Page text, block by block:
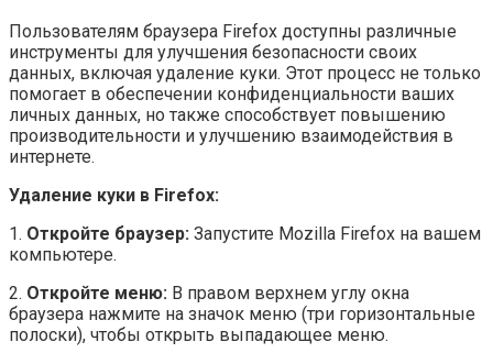
Пользователям браузера Firefox доступны различные
инструменты для улучшения безопасности своих
данных, включая удаление куки. Этот процесс не только
помогает в обеспечении конфиденциальности ваших
личных данных, но также способствует повышению
производительности и улучшению взаимодействия в
интернете.
Удаление куки в Firefox:
1. Откройте браузер: Запустите Mozilla Firefox на вашем
компьютере.
2. Откройте меню: В правом верхнем углу окна
браузера нажмите на значок меню (три горизонтальные
полоски), чтобы открыть выпадающее меню.